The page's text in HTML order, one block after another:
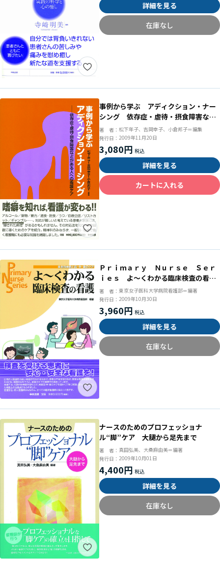
詳細を見る
在庫なし
事例から学ぶ アディクション・ナー
シング 依存症・虐待・摂食障害など
がある人への看護ケア
著 者： 松下年子、吉岡幸子、小倉邦子＝編集
発行日： 2009年11月20日
3,080円
詳細を見る
カートに入れる
Ｐｒｉｍａｒｙ Ｎｕｒｓｅ Ｓｅｒ
ｉｅｓ よ～くわかる臨床検査の看
護 疾患別検査と前・中・後のケア
著 者： 東京女子医科大学病院看護部＝編著
発行日： 2009年10月30日
3,960円
詳細を見る
在庫なし
ナースのためのプロフェッショナ
ル“脚”ケア 大腿から足先まで
著 者： 真田弘美、大桑麻由美＝編著
発行日： 2009年10月01日
4,400円
詳細を見る
在庫なし